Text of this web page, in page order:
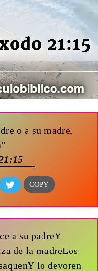
o a su madre,
a su padreY
de la madreLos
lo devoren